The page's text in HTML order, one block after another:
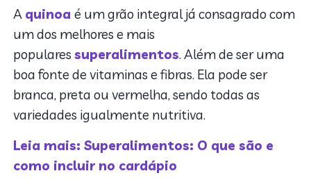
A quinoaé um grão integral já consagrado com
um dos melhores e mais
popularessuperalimentos. Além de ser uma
boa fonte de vitaminas e fibras. Ela pode ser
branca, preta ou vermelha, sendo todas as
variedades igualmente nutritiva.
Leia mais: Superalimentos: O que são e
como incluir no cardápio